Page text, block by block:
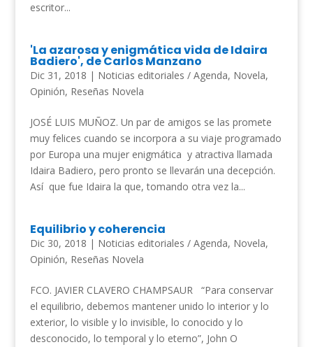
escritor...
'La azarosa y enigmática vida de Idaira
Badiero', de Carlos Manzano
Dic 31, 2018 | Noticias editoriales / Agenda, Novela,
Opinión, Reseñas Novela
JOSÉ LUIS MUÑOZ. Un par de amigos se las promete
muy felices cuando se incorpora a su viaje programado
por Europa una mujer enigmática y atractiva llamada
Idaira Badiero, pero pronto se llevarán una decepción.
Así que fue Idaira la que, tomando otra vez la...
Equilibrio y coherencia
Dic 30, 2018 | Noticias editoriales / Agenda, Novela,
Opinión, Reseñas Novela
FCO. JAVIER CLAVERO CHAMPSAUR “Para conservar
el equilibrio, debemos mantener unido lo interior y lo
exterior, lo visible y lo invisible, lo conocido y lo
desconocido, lo temporal y lo eterno”, John O